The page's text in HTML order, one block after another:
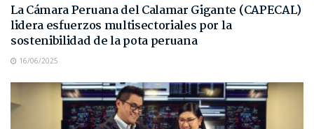
La Cámara Peruana del Calamar Gigante (CAPECAL)
lidera esfuerzos multisectoriales por la
sostenibilidad de la pota peruana
16/06/2025